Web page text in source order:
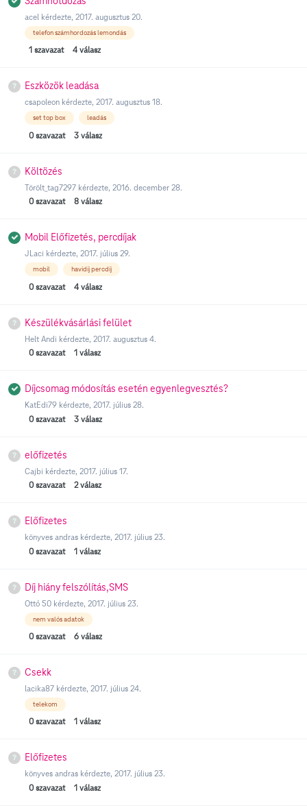
acel kérdezte, 2017. augusztus 20.
telefon számhordozás lemondás
1 szavazat 4 válasz
Eszközök leadása
csapoleon kérdezte, 2017. augusztus 18.
set top box leadás
0 szavazat 3 válasz
Költözés
Törölt_tag7297 kérdezte, 2016. december 28.
0 szavazat 8 válasz
Mobil Előfizetés, percdíjak
JLaci kérdezte, 2017. július 29.
mobil havidíj percdíj
0 szavazat 4 válasz
Készülékvásárlási felület
Helt Andi kérdezte, 2017. augusztus 4.
0 szavazat 1 válasz
Díjcsomag módosítás esetén egyenlegvesztés?
KatEdi79 kérdezte, 2017. július 28.
0 szavazat 3 válasz
előfizetés
Cajbi kérdezte, 2017. július 17.
0 szavazat 2 válasz
Előfizetes
könyves andras kérdezte, 2017. július 23.
0 szavazat 1 válasz
Díj hiány felszólítás,SMS
Ottó 50 kérdezte, 2017. július 23.
nem valós adatok
0 szavazat 6 válasz
Csekk
lacika87 kérdezte, 2017. július 24.
telekom
0 szavazat 1 válasz
Előfizetes
könyves andras kérdezte, 2017. július 23.
0 szavazat 1 válasz